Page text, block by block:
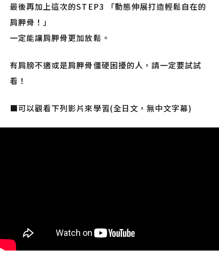
最後再加上這次的STEP3 「動態伸展打造輕鬆自在的
肩胛骨！」
一定能讓肩胛骨更加放鬆。
有肩膀不適或是肩胛骨僵硬困擾的人，請一定要試試
看！
■可以觀看下列影片來學習(全日文，無中文字幕)